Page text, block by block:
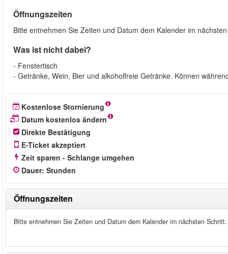
Öffnungszeiten
Bitte entnehmen Sie Zeiten und Datum dem Kalender im
Was ist nicht dabei?
- Fenstertisch
- Getränke, Wein, Bier und alkoholfreie Getränke. Können
Kostenlose Stornierung
Datum kostenlos ändern
Direkte Bestätigung
E-Ticket akzeptiert
Zeit sparen - Schlange umgehen
Dauer: Stunden
Öffnungszeiten
Bitte entnehmen Sie Zeiten und Datum dem Kalender im nächsten Schritt.